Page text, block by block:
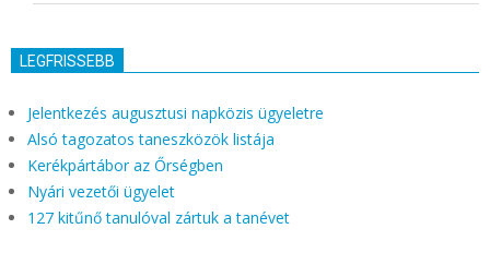
LEGFRISSEBB
Jelentkezés augusztusi napközis ügyeletre
Alsó tagozatos taneszközök listája
Kerékpártábor az Őrségben
Nyári vezetői ügyelet
127 kitűnő tanulóval zártuk a tanévet